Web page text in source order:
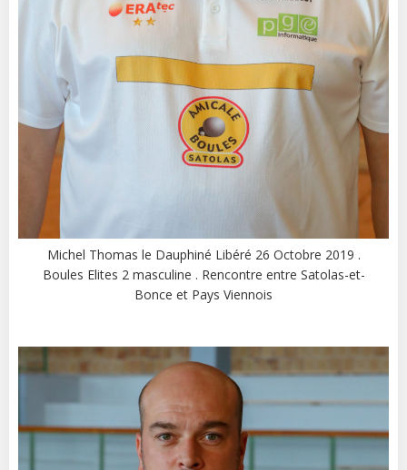
Michel Thomas le Dauphiné Libéré 26 Octobre 2019 .
Boules Elites 2 masculine . Rencontre entre Satolas-et-
Bonce et Pays Viennois